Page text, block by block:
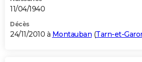
11/04/1940
Décès
24/11/2010 à Montauban (Tarn-et-